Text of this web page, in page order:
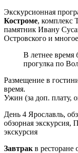
Экскурсионная
Костроме, комплекс
памятник Ивану
Островского и
В летнее время
прогулка по
Размещение в
время.
Ужин (за доп. плату,
День 4 Ярославль,
обзорная экскурсия,
экскурсия
Завтрак в ресторане